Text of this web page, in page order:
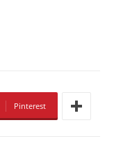
Pinterest